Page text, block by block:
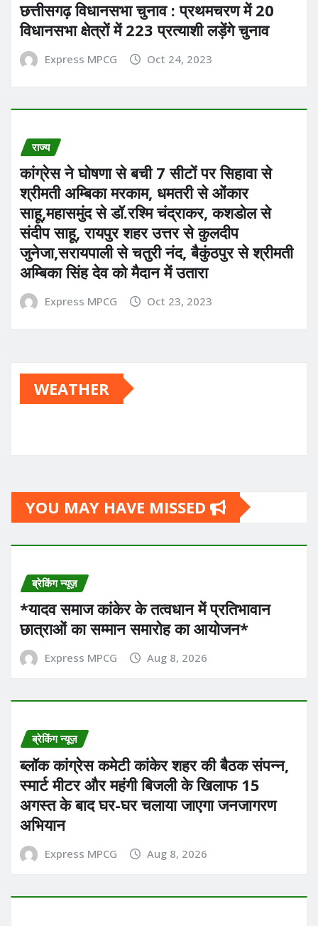
छत्तीसगढ़ विधानसभा चुनाव : प्रथमचरण में 20
विधानसभा क्षेत्रों में 223 प्रत्याशी लड़ेंगे चुनाव
Express MPCG Oct 24, 2023
राज्य
कांग्रेस ने घोषणा से बची 7 सीटों पर सिहावा से
श्रीमती अम्बिका मरकाम, धमतरी से ओंकार
साहू,महासमुंद से डॉ.रश्मि चंद्राकर, कशडोल से
संदीप साहू, रायपुर शहर उत्तर से कुलदीप
जुनेजा,सरायपाली से चतुरी नंद, बैकुंठपुर से श्रीमती
अम्बिका सिंह देव को मैदान में उतारा
Express MPCG Oct 23, 2023
WEATHER
YOU MAY HAVE MISSED
ब्रेकिंग न्यूज़
*यादव समाज कांकेर के तत्वधान में प्रतिभावान
छात्राओं का सम्मान समारोह का आयोजन*
Express MPCG Aug 8, 2026
ब्रेकिंग न्यूज़
ब्लॉक कांग्रेस कमेटी कांकेर शहर की बैठक संपन्न,
स्मार्ट मीटर और महंगी बिजली के खिलाफ 15
अगस्त के बाद घर-घर चलाया जाएगा जनजागरण
अभियान
Express MPCG Aug 8, 2026